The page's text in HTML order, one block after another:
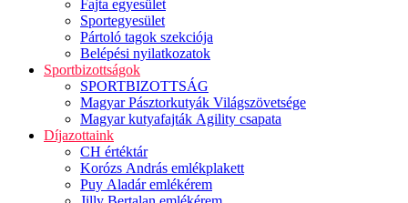
Fajta egyesület
Sportegyesület
Pártoló tagok szekciója
Belépési nyilatkozatok
Sportbizottságok
SPORTBIZOTTSÁG
Magyar Pásztorkutyák Világszövetsége
Magyar kutyafajták Agility csapata
Díjazottaink
CH értéktár
Korózs András emlékplakett
Puy Aladár emlékérem